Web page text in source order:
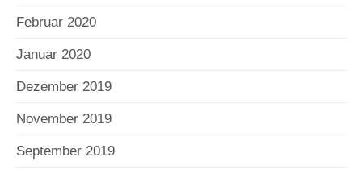
Februar 2020
Januar 2020
Dezember 2019
November 2019
September 2019